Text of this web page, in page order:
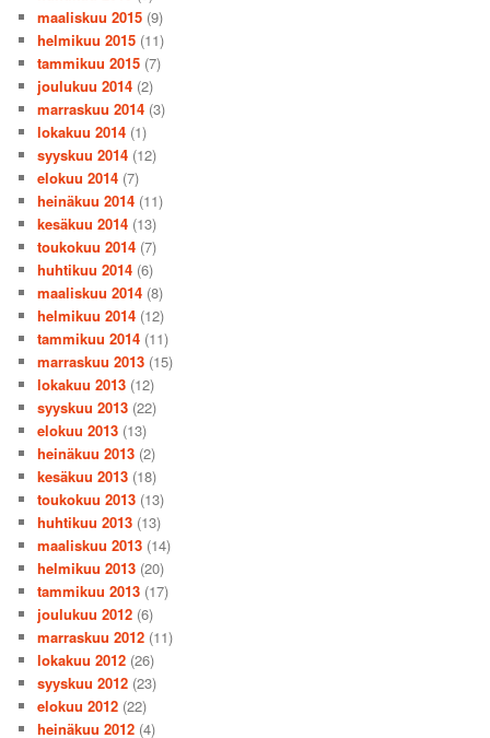
maaliskuu 2015 (9)
helmikuu 2015 (11)
tammikuu 2015 (7)
joulukuu 2014 (2)
marraskuu 2014 (3)
lokakuu 2014 (1)
syyskuu 2014 (12)
elokuu 2014 (7)
heinäkuu 2014 (11)
kesäkuu 2014 (13)
toukokuu 2014 (7)
huhtikuu 2014 (6)
maaliskuu 2014 (8)
helmikuu 2014 (12)
tammikuu 2014 (11)
marraskuu 2013 (15)
lokakuu 2013 (12)
syyskuu 2013 (22)
elokuu 2013 (13)
heinäkuu 2013 (2)
kesäkuu 2013 (18)
toukokuu 2013 (13)
huhtikuu 2013 (13)
maaliskuu 2013 (14)
helmikuu 2013 (20)
tammikuu 2013 (17)
joulukuu 2012 (6)
marraskuu 2012 (11)
lokakuu 2012 (26)
syyskuu 2012 (23)
elokuu 2012 (22)
heinäkuu 2012 (4)